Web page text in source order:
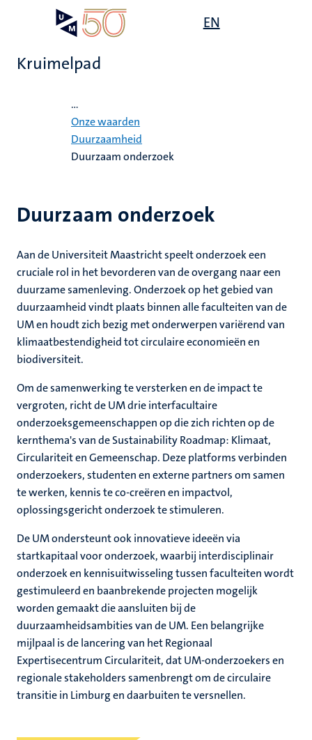
EN
Kruimelpad
...
Onze waarden
Duurzaamheid
Duurzaam onderzoek
Duurzaam onderzoek
Aan de Universiteit Maastricht speelt onderzoek een
cruciale rol in het bevorderen van de overgang naar een
duurzame samenleving. Onderzoek op het gebied van
duurzaamheid vindt plaats binnen alle faculteiten van de
UM en houdt zich bezig met onderwerpen variërend van
klimaatbestendigheid tot circulaire economieën en
biodiversiteit.
Om de samenwerking te versterken en de impact te
vergroten, richt de UM drie interfacultaire
onderzoeksgemeenschappen op die zich richten op de
kernthema's van de Sustainability Roadmap: Klimaat,
Circulariteit en Gemeenschap. Deze platforms verbinden
onderzoekers, studenten en externe partners om samen
te werken, kennis te co-creëren en impactvol,
oplossingsgericht onderzoek te stimuleren.
De UM ondersteunt ook innovatieve ideeën via
startkapitaal voor onderzoek, waarbij interdisciplinair
onderzoek en kennisuitwisseling tussen faculteiten wordt
gestimuleerd en baanbrekende projecten mogelijk
worden gemaakt die aansluiten bij de
duurzaamheidsambities van de UM. Een belangrijke
mijlpaal is de lancering van het Regionaal
Expertisecentrum Circulariteit, dat UM-onderzoekers en
regionale stakeholders samenbrengt om de circulaire
transitie in Limburg en daarbuiten te versnellen.